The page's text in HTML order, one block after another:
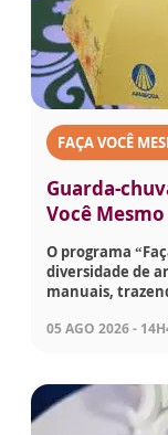
FAÇA VOCÊ
Guarda-
Você Mesmo
O programa
diversidade de
manuais,
05 AGO 2026 -